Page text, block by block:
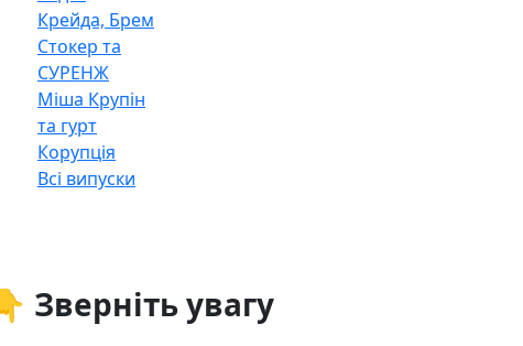
Крейда, Брем
Стокер та
СУРЕНЖ
Міша Крупін
та гурт
Корупція
Всі випуски
Зверніть увагу